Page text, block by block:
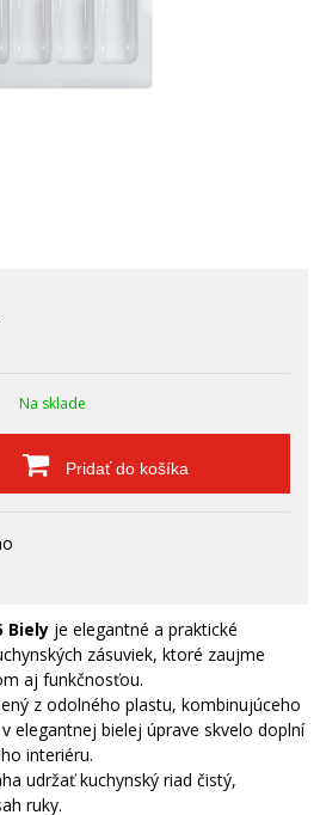
Na sklade
Pridať do košíka
Biely je elegantné a praktické
zásuviek, ktoré zaujme
aj funkčnosťou.
z odolného plastu, kombinujúceho
elegantnej bielej úprave skvelo doplní
interiéru.
udržať kuchynský riad čistý,
ruky.